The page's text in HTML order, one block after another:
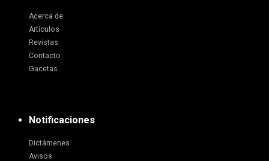
Acerca de
Artículos
Revistas
Contacto
Gacetas
Notificaciones
Dictámenes
Avisos